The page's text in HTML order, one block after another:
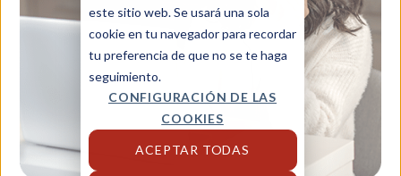
este sitio web. Se usará una sola
cookie en tu navegador para recordar
tu preferencia de que no se te haga
seguimiento.
CONFIGURACIÓN DE LAS
COOKIES
ACEPTAR TODAS